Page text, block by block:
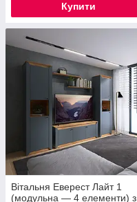
Купити
Вітальня Еверест Лайт 1
(модульна — 4 елементи) з